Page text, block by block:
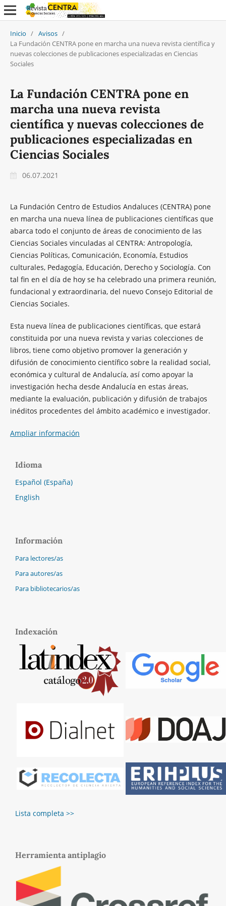
Inicio / Avisos /
La Fundación CENTRA pone en marcha una nueva revista científica y
nuevas colecciones de publicaciones especializadas en Ciencias
Sociales
La Fundación CENTRA pone en
marcha una nueva revista
científica y nuevas colecciones de
publicaciones especializadas en
Ciencias Sociales
06.07.2021
La Fundación Centro de Estudios Andaluces (CENTRA) pone
en marcha una nueva línea de publicaciones científicas que
abarca todo el conjunto de áreas de conocimiento de las
Ciencias Sociales vinculadas al CENTRA: Antropología,
Ciencias Políticas, Comunicación, Economía, Estudios
culturales, Pedagogía, Educación, Derecho y Sociología. Con
tal fin en el día de hoy se ha celebrado una primera reunión,
fundacional y extraordinaria, del nuevo Consejo Editorial de
Ciencias Sociales.
Esta nueva línea de publicaciones científicas, que estará
constituida por una nueva revista y varias colecciones de
libros, tiene como objetivo promover la generación y
difusión de conocimiento científico sobre la realidad social,
económica y cultural de Andalucía, así como apoyar la
investigación hecha desde Andalucía en estas áreas,
mediante la evaluación, publicación y difusión de trabajos
inéditos procedentes del ámbito académico e investigador.
Ampliar información
Idioma
Español (España)
English
Información
Para lectores/as
Para autores/as
Para bibliotecarios/as
Indexación
Lista completa >>
Herramienta antiplagio